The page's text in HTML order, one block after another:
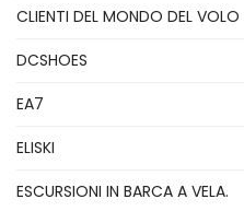
CLIENTI DEL MONDO DEL VOLO
DCSHOES
EA7
ELISKI
ESCURSIONI IN BARCA A VELA.